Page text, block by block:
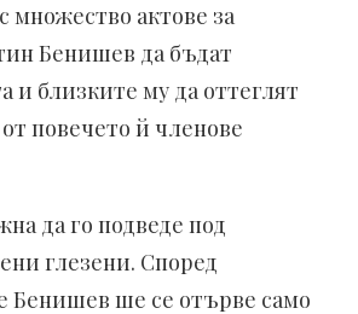
множество актове за
Бенишев да бъдат
и близките му да оттеглят
повечето й членове
да го подведе под
глезени. Според
Бенишев ше се отърве само